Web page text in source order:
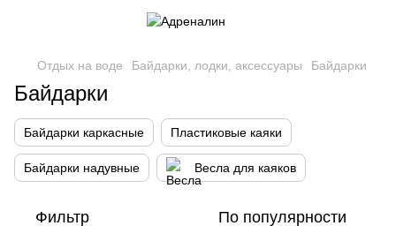
Отдых на воде Байдарки, лодки, аксессуары Байдарки
Байдарки
Байдарки каркасные Пластиковые каяки
Байдарки надувные Весла для каяков
Фильтр По популярности